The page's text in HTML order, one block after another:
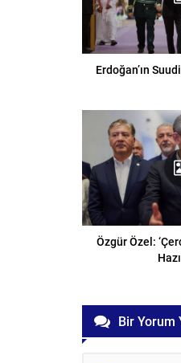
Erdoğan’ın
Özgür Özel:
Bir Yorum